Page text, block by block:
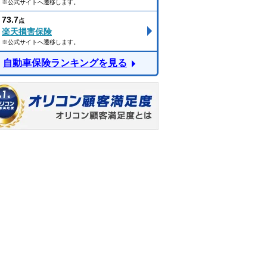
※公式サイトへ遷移します。
73.7点
楽天損害保険
※公式サイトへ遷移します。
自動車保険ランキングを見る